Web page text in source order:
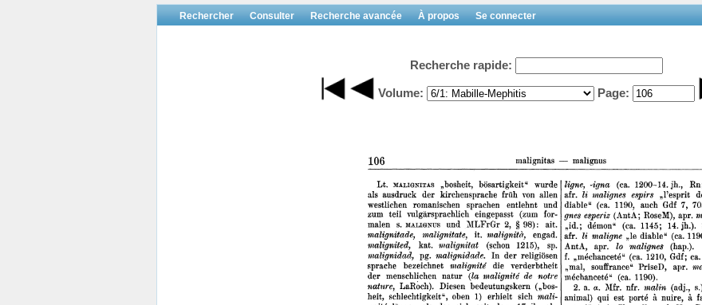
Rechercher Consulter Recherche avancée À propos Se connecter
Recherche rapide:
Volume: Page: